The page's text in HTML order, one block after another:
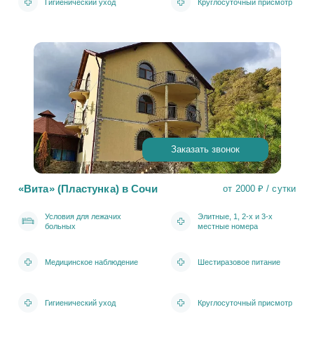
Гигиенический уход Круглосуточный присмотр
Заказать звонок
«Вита» (Пластунка) в Сочи от 2000 ₽ / сутки
Условия для лежачих
больных
Элитные, 1, 2-х и 3-х
местные номера
Медицинское наблюдение Шестиразовое питание
Гигиенический уход Круглосуточный присмотр